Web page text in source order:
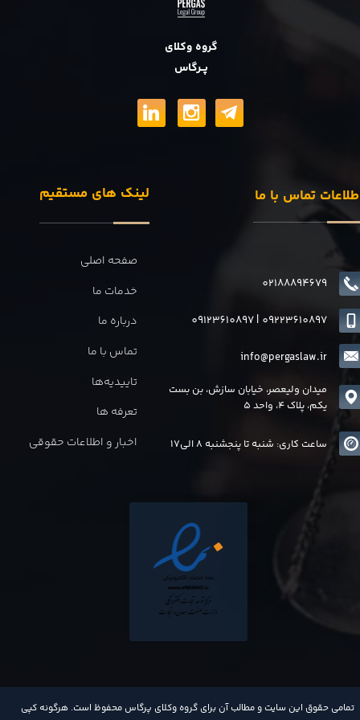
​تمامی حقوق این سایت و مطالب آن برای گروه وکلای پرگاس محفوظ است. هرگونه کپی
گروه وکلای
پــرگاس
لینک های مستقیم
صفحه اصلی
خدمات ما
درباره ما
تماس با ما
تاییدیه‌ها
تعرفه ها
اخبار و اطلاعات حقوقی
تماس با ما
02188894679
info@pergaslaw.ir
09123610897| 09223610897
میدان ولیعصر، خیابان سازش، بن بست
یکم، پلاک 4، واحد 5
ساعت کاری: شنبه تا پنجشنبه 8 الی17